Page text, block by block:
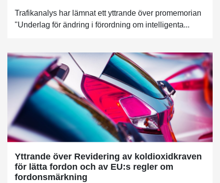
Trafikanalys har lämnat ett yttrande över promemorian
"Underlag för ändring i förordning om intelligenta...
Yttrande över Revidering av koldioxidkraven
för lätta fordon och av EU:s regler om
fordonsmärkning